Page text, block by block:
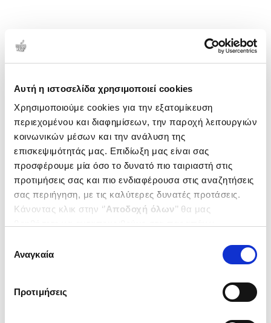
Αυτή η ιστοσελίδα χρησιμοποιεί cookies
Χρησιμοποιούμε cookies για την εξατομίκευση
περιεχομένου και διαφημίσεων, την παροχή λειτουργιών
κοινωνικών μέσων και την ανάλυση της
επισκεψιμότητάς μας. Επιδίωξη μας είναι σας
προσφέρουμε μία όσο το δυνατό πιο ταιριαστή στις
προτιμήσεις σας και πιο ενδιαφέρουσα στις αναζητήσεις
σας περιήγηση, με τις καλύτερες δυνατές προτάσεις.
Κάνοντας κλικ στην ‘’Αποδοχή όλων’’ θα μας
ενδιαφέρουν και να επιλέξετε από τα παρακάτω με την
΄΄και να ενημερωθείτε σχετικά με
συγκατάθεσης
Αναγκαία
Προτιμήσεις